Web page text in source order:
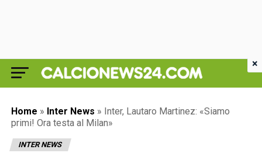
Home » Inter News » Inter, Lautaro Martinez: «Siamo
primi! Ora testa al Milan»
INTER NEWS
×